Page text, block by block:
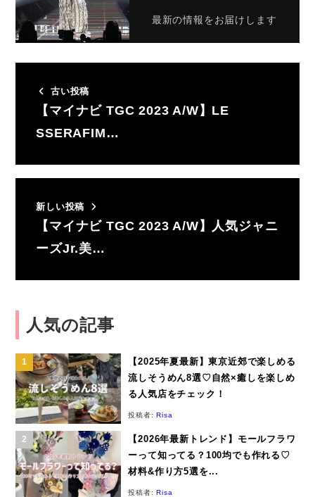
最新の情報をお届けします
古い投稿
【マイナビ TGC 2023 A/W】LE
SSERAFIM…
新しい投稿
【マイナビ TGC 2023 A/W】人気ジャニ
ーズJr.美…
人気の記事
【2025年夏最新】東京近郊で楽しめる
流しそうめん8選♡自然×癒しを楽しめ
る人気店をチェック！
投稿者:Risa
【2026年最新トレンド】モールフラワ
ーって知ってる？100均でも作れる♡
材料&作り方5選を...
投稿者:Risa